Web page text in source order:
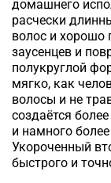
домашнего
расчески
волос и хорошо
заусенцев и
полукруглой
мягко, как
волосы и не
создаётся
и намного
Укороченный
быстрого и